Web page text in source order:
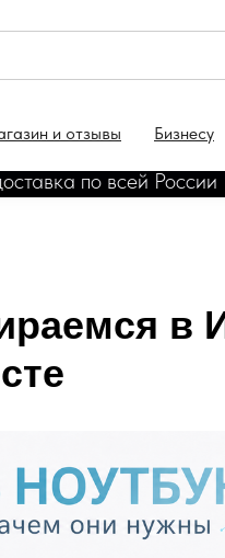
и отзывы Бизнесу
по всей России
в